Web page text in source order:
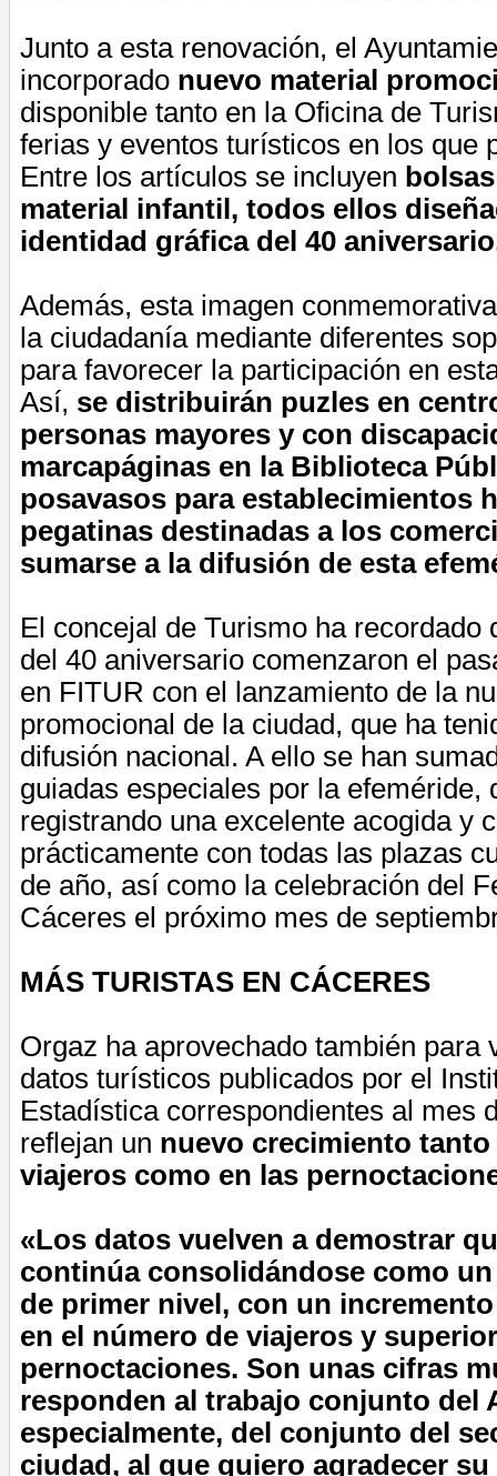
Junto a esta renovación, el
incorporado nuevo material
disponible tanto en la Oficina de
ferias y eventos turísticos en los que
Entre los artículos se incluyen
material infantil, todos ellos
identidad gráfica del 40
Además, esta imagen
la ciudadanía mediante diferentes
para favorecer la participación en
Así, se distribuirán puzles en
personas mayores y con
marcapáginas en la Biblioteca
posavasos para establecimientos
pegatinas destinadas a los
sumarse a la difusión de esta
El concejal de Turismo ha recordado
del 40 aniversario comenzaron el
en FITUR con el lanzamiento de la
promocional de la ciudad, que ha
difusión nacional. A ello se han
guiadas especiales por la efeméride,
registrando una excelente acogida y
prácticamente con todas las plazas
de año, así como la celebración del
Cáceres el próximo mes de
MÁS TURISTAS EN CÁCERES
Orgaz ha aprovechado también para
datos turísticos publicados por el
Estadística correspondientes al mes
reflejan un nuevo crecimiento
viajeros como en las
«Los datos vuelven a demostrar
continúa consolidándose como
de primer nivel, con un
en el número de viajeros y
pernoctaciones. Son unas cifras
responden al trabajo conjunto del
especialmente, del conjunto del
ciudad, al que quiero agradecer